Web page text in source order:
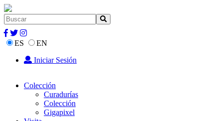
ES
EN
Iniciar Sesión
Colección
Curadurías
Colección
Gigapixel